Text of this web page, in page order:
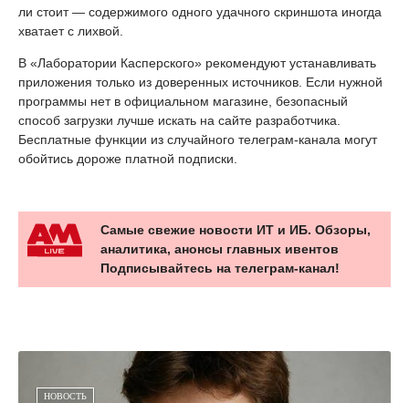
ли стоит — содержимого одного удачного скриншота иногда
хватает с лихвой.
В «Лаборатории Касперского» рекомендуют устанавливать
приложения только из доверенных источников. Если нужной
программы нет в официальном магазине, безопасный
способ загрузки лучше искать на сайте разработчика.
Бесплатные функции из случайного телеграм-канала могут
обойтись дороже платной подписки.
Самые свежие новости ИТ и ИБ. Обзоры,
аналитика, анонсы главных ивентов
Подписывайтесь на телеграм-канал!
НОВОСТЬ